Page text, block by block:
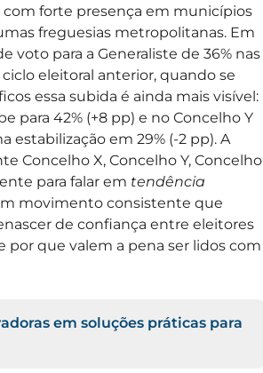
forte presença em municípios
freguesias metropolitanas. Em
voto para a Generaliste de 36% nas
eleitoral anterior, quando se
essa subida é ainda mais visível:
para 42% (+8 pp) e no Concelho Y
estabilização em 29% (-2 pp). A
Concelho X, Concelho Y, Concelho
para falar em tendência
movimento consistente que
de confiança entre eleitores
por que valem a pena ser lidos com
em soluções práticas para